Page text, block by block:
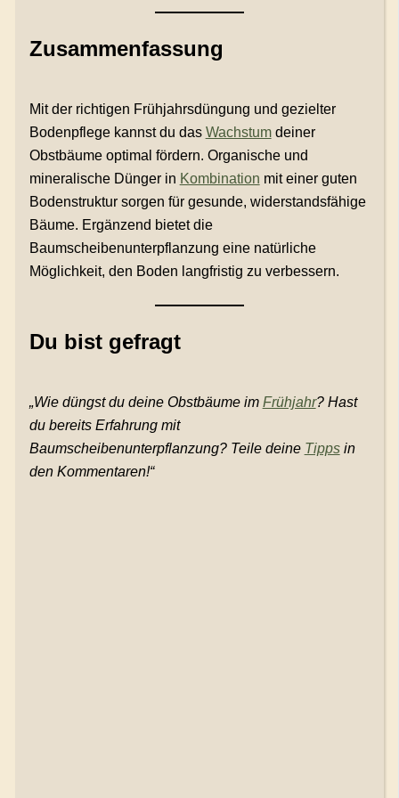
Zusammenfassung
Mit der richtigen Frühjahrsdüngung und gezielter
Bodenpflege kannst du das Wachstumdeiner
Obstbäume optimal fördern. Organische und
mineralische Dünger in Kombination mit einer guten
Bodenstruktur sorgen für gesunde, widerstandsfähige
Bäume. Ergänzend bietet die
Baumscheibenunterpflanzung eine natürliche
Möglichkeit, den Boden langfristig zu verbessern.
Du bist gefragt
„Wie düngst du deine Obstbäume im Frühjahr? Hast
du bereits Erfahrung mit
Baumscheibenunterpflanzung? Teile deine Tippsin
den Kommentaren!“